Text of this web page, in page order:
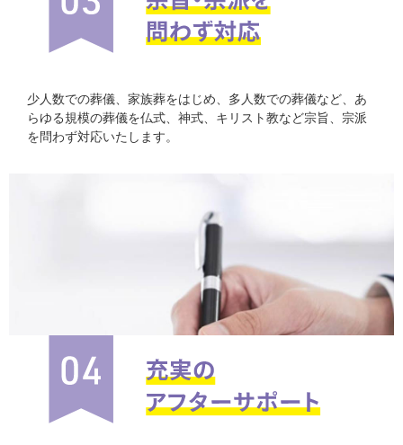
少人数での葬儀、家族葬をはじめ、多人数での葬儀など、あ
らゆる規模の葬儀を仏式、神式、キリスト教など宗旨、宗派
を問わず対応いたします。